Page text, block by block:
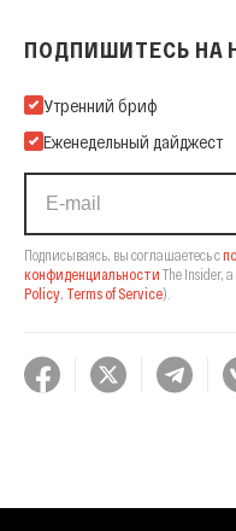
ПОДПИШИТЕСЬ НА
Подпишитесь на нашу
Утренний бриф
Еженедельный дайджест
Подписываясь, вы соглашаетесь с
конфиденциальности The Insider, а
Policy, Terms of Service).